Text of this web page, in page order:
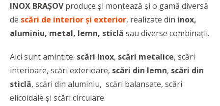
INOX BRAȘOVproduce și montează şi o gamă diversă
de scări de interior și exterior, realizate din inox,
aluminiu, metal, lemn, sticlă sau diverse combinații.
Aici sunt amintite: scări inox, scări metalice, scări
interioare, scări exterioare, scări din lemn, scări din
sticlă, scări din aluminiu, scări balansate, scări
elicoidale şi scări circulare.